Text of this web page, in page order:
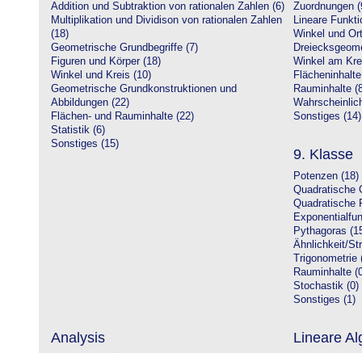
Addition und Subtraktion von rationalen Zahlen (6)
Multiplikation und Dividison von rationalen Zahlen
(18)
Geometrische Grundbegriffe (7)
Figuren und Körper (18)
Winkel und Kreis (10)
Geometrische Grundkonstruktionen und
Abbildungen (22)
Flächen- und Rauminhalte (22)
Statistik (6)
Sonstiges (15)
Zuordnungen
Lineare
Winkel und
Winkel am
Rauminhalte
Sonstiges (14)
9. Klasse
Potenzen (18)
Quadratische
Quadratische
Pythagoras
Ähnlichkeit/
Trigonometrie
Rauminhalte
Stochastik (0)
Sonstiges (1)
Analysis Lineare